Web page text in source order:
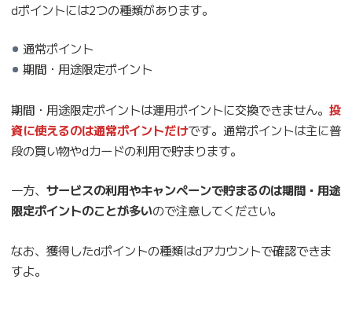
dポイントには2つの種類があります。
通常ポイント
期間・用途限定ポイント
期間・用途限定ポイントは運用ポイントに交換できません。 投
資に使えるのは通常ポイントだけです。通常ポイントは主に普
段の買い物やdカードの利用で貯まります。
一方、 サービスの利用やキャンペーンで貯まるのは期間・用途
限定ポイントのことが多いので注意してください。
なお、獲得したdポイントの種類はdアカウントで確認できま
すよ。